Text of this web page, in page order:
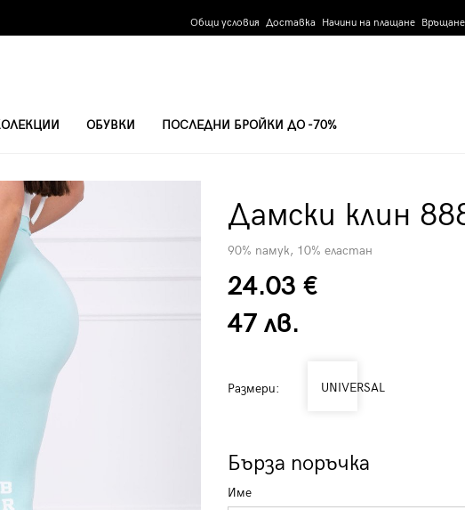
Общи условия Доставка Начини на плащане
ОБУВКИ ПОСЛЕДНИ БРОЙКИ ДО -70%
Дамски клин
90% памук, 10% еластан
24.03 €
47 лв.
Размери: UNIVERSAL
Бърза поръчка
Име